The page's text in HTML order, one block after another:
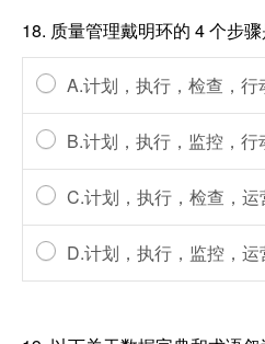
18. 质量管理戴明环的 4 个步骤
A.计划，执行，检查，行
B.计划，执行，监控，行
C.计划，执行，检查，运
D.计划，执行，监控，运